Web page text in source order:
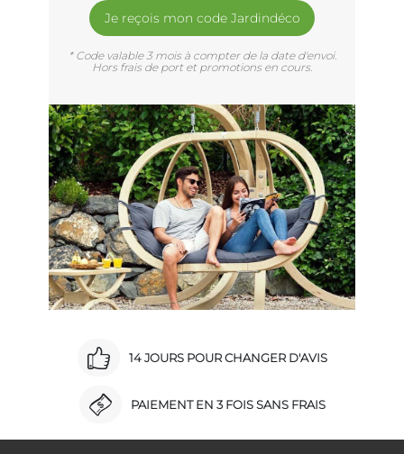
Je reçois mon code Jardindéco
* Code valable 3 mois à compter de la date d'envoi.
Hors frais de port et promotions en cours.
14 JOURS POUR CHANGER D'AVIS
PAIEMENT EN 3 FOIS SANS FRAIS